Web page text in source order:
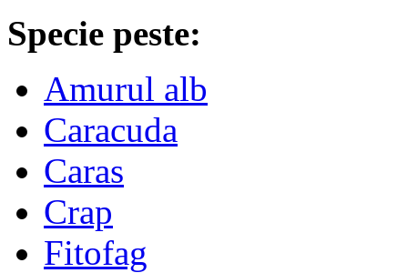
Specie peste:
Amurul alb
Caracuda
Caras
Crap
Fitofag